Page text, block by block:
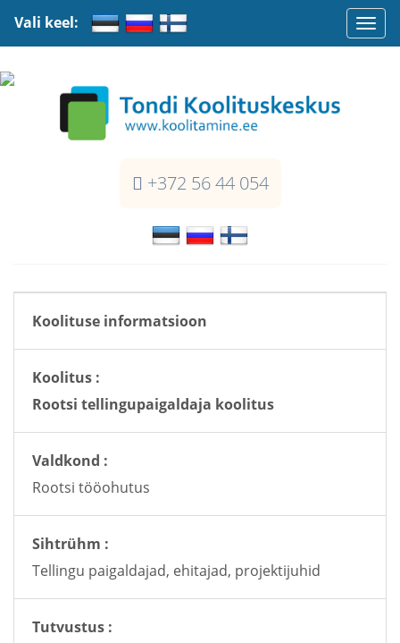
+372 56 44 054
Vali keel:
Koolituse informatsioon
Koolitus :
Rootsi tellingupaigaldaja koolitus
Valdkond :
Rootsi tööohutus
Sihtrühm :
Tellingu paigaldajad, ehitajad, projektijuhid
Tutvustus :